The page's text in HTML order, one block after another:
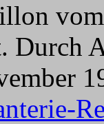
Durch